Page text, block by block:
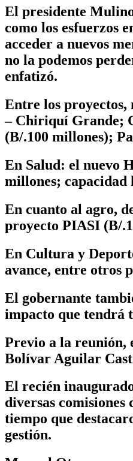
El presidente
como los esfuerzos
acceder a nuevos
no la podemos
enfatizó.
Entre los proyectos,
– Chiriquí Grande;
(B/.100 millones);
En Salud: el nuevo
millones; capacidad
En cuanto al agro,
proyecto PIASI (B/
En Cultura y
avance, entre otros
El gobernante
impacto que tendrá
Previo a la reunión,
Bolívar Aguilar
El recién
diversas
tiempo que
gestión.